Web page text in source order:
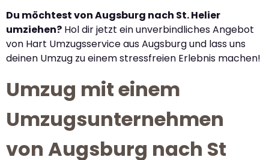
Du möchtest von Augsburg nach St. Helier
umziehen? Hol dir jetzt ein unverbindliches Angebot
von Hart Umzugsservice aus Augsburg und lass uns
deinen Umzug zu einem stressfreien Erlebnis machen!
Umzug mit einem
Umzugsunternehmen
von Augsburg nach St